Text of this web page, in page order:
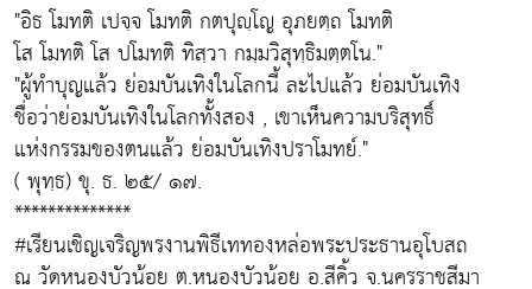
"อิธ โมทติ เปจฺจ โมทติ กตปุญฺโญ อุภยตฺถ โมทติ
โส โมทติ โส ปโมทติ ทิสฺวา กมฺมวิสุทฺธิมตฺตโน."
"ผู้ทำบุญแล้ว ย่อมบันเทิงในโลกนี้ ละไปแล้ว ย่อมบันเทิง
ชื่อว่าย่อมบันเทิงในโลกทั้งสอง , เขาเห็นความบริสุทธิ์
แห่งกรรมของตนแล้ว ย่อมบันเทิงปราโมทย์."
( พุทฺธ) ขุ. ธ. ๒๕/ ๑๗.
**************
#เรียนเชิญเจริญพรงานพิธีเททองหล่อพระประธานอุโบสถ
ณ วัดหนองบัวน้อย ต.หนองบัวน้อย อ.สีคิ้ว จ.นครราชสีมา